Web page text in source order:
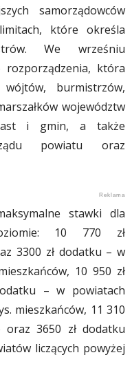
samorządowców
które określa
We wrześniu
która
burmistrzów,
województw
i gmin, a także
powiatu oraz
stawki dla
10 770 zł
3300 zł dodatku – w
10 950 zł
– w powiatach
mieszkańców, 11 310
oraz 3650 zł dodatku
liczących powyżej